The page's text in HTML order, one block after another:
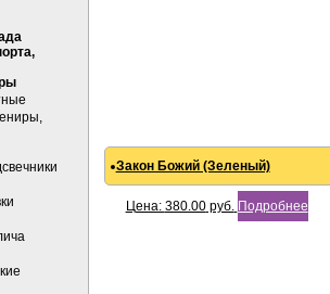
Закон Божий (Зеленый)
Цена: 380.00руб. Подробнее